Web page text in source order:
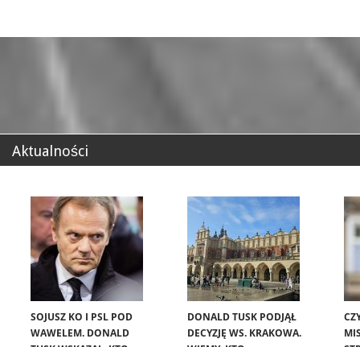
Aktualności
SOJUSZ KO I PSL POD
WAWELEM. DONALD
DONALD TUSK PODJĄŁ
DECYZJĘ WS. KRAKOWA.